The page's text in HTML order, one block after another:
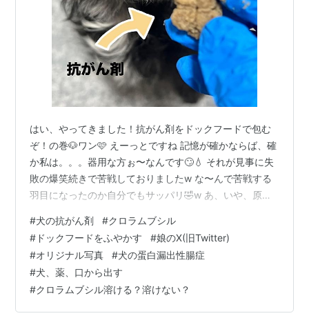
はい、やってきました！抗がん剤をドックフードで包む
ぞ！の巻🐶ワン🩷 えーっとですね 記憶が確かならば、確
か私は。。。器用な方ぉ〜なんです🙄💧 それが見事に失
敗の爆笑続きで苦戦しておりましたw な〜んで苦戦する
羽目になったのか自分でもサッパリ🤣w あ、いや、原因
屋】が仇となってたわけです。。。はい💧 まずは説明か
ら。。。 🐶solaは病気で【ちゅーる】のポケットタイプ
を使って薬を服用しておりました。 以上。( ・∇・)w🎵
が！しかーーーーーし！ 👨‍⚕️『ちゅーるがないと薬飲まな
いなら仕方がない、薬を飲むという事が大事だから』 っ
と、獣医…
#犬の抗がん剤 #クロラムブシル
# ドックフードをふやかす #娘のX(旧Twitter)
#オリジナル写真 #犬の蛋白漏出性腸症
#犬、薬、口から出す
#クロラムブシル溶ける？溶けない？